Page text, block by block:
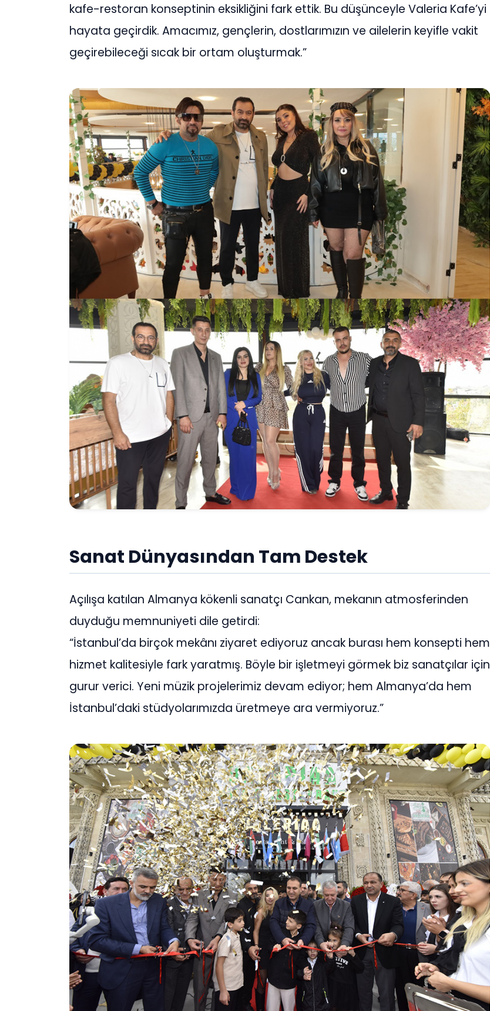
kafe-restoran konseptinin eksikliğini fark ettik. Bu düşünceyle Valeria Kafe’yi
hayata geçirdik. Amacımız, gençlerin, dostlarımızın ve ailelerin keyifle vakit
geçirebileceği sıcak bir ortam oluşturmak.”
Sanat Dünyasından Tam Destek
Açılışa katılan Almanya kökenli sanatçı Cankan, mekanın atmosferinden
duyduğu memnuniyeti dile getirdi:
“İstanbul’da birçok mekânı ziyaret ediyoruz ancak burası hem konsepti hem
hizmet kalitesiyle fark yaratmış. Böyle bir işletmeyi görmek biz sanatçılar için
gurur verici. Yeni müzik projelerimiz devam ediyor; hem Almanya’da hem
İstanbul’daki stüdyolarımızda üretmeye ara vermiyoruz.”